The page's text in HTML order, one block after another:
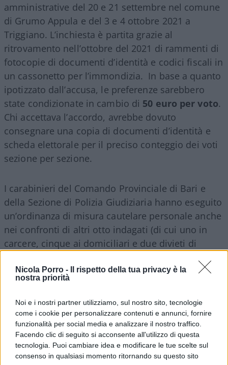
Nicola Porro -
Il rispetto della tua privacy è la
nostra priorità
Noi e i nostri partner utilizziamo, sul nostro sito, tecnologie
come i cookie per personalizzare contenuti e annunci, fornire
funzionalità per social media e analizzare il nostro traffico.
Facendo clic di seguito si acconsente all'utilizzo di questa
tecnologia. Puoi cambiare idea e modificare le tue scelte sul
consenso in qualsiasi momento ritornando su questo sito
amministrative del 20 e 21 settembre nel comune
di Grumo Appula e del 3 e 4 ottobre 2021 a
Triggiano. L’inchiesta è partita grazie al
ritrovamento nell’ottobre del 2021 di rammenti di
fotocopie di documenti d’identità e codici fiscali in
un cassonetto per l’immondizia. In base a quanto
ipotizzato dall’accusa, le preferenze sarebbero
state condizionate in cambio di 50 euro per voto.
Chi accettava l’accordo, avrebbe dovuto
consegnare una copia di documenti d’identità e
scheda elettorale per il preciso conteggio dei voti
sezione per sezione.
I carabinieri del Comando Provinciale di Bari e
della Sezione di Polizia Giudiziaria hanno eseguito
un’ordinanza di misura cautelare personale anche
nei confronti di altri otto indagati (di cui uno in
carcere, cinque ai domiciliari e due divieti di
accordo illecito ” quanto emerso dalle indagini,
con l’obiettivo di far rieleggere il sindaco e due
consiglieri comunali che non risultano destinatari
di alcuna misura. “Le dinamiche inerenti gli illeciti
elettorali” a Bari trovano “riscontro effettivamente
nelle indagini di altri procedimenti penali inerenti
diverse tornate elettorali e in diversi territori (Bari,